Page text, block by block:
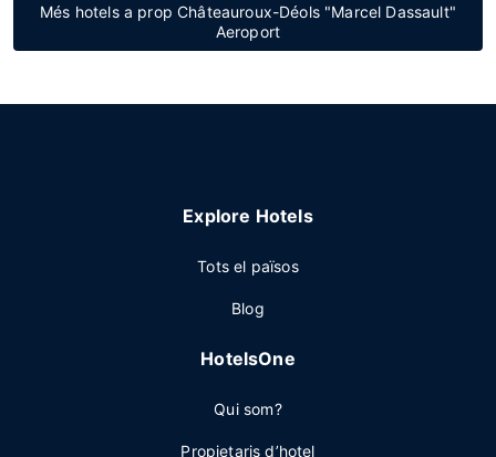
Més hotels a prop Châteauroux-Déols "Marcel Dassault"
Aeroport
Explore Hotels
Tots el països
Blog
HotelsOne
Qui som?
Propietaris d’hotel